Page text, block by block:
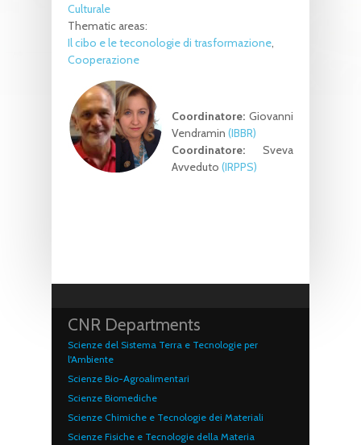
Culturale
Thematic areas:
Il cibo e le teconologie di trasformazione
Cooperazione
Coordinatore: Giovanni
Vendramin (IBBR)
Coordinatore: Sveva
Avveduto (IRPPS)
CNR Departments
Scienze del Sistema Terra e Tecnologie per
l'Ambiente
Scienze Bio-Agroalimentari
Scienze Biomediche
Scienze Chimiche e Tecnologie dei Materiali
Scienze Fisiche e Tecnologie della Materia